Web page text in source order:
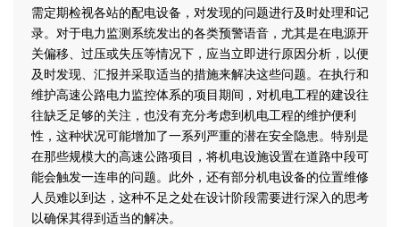
需定期检视各站的配电设备，对发现的问题进行及时处理和记
录。对于电力监测系统发出的各类预警语音，尤其是在电源开
关偏移、过压或失压等情况下，应当立即进行原因分析，以便
及时发现、汇报并采取适当的措施来解决这些问题。在执行和
维护高速公路电力监控体系的项目期间，对机电工程的建设往
往缺乏足够的关注，也没有充分考虑到机电工程的维护便利
性，这种状况可能增加了一系列严重的潜在安全隐患。特别是
在那些规模大的高速公路项目，将机电设施设置在道路中段可
能会触发一连串的问题。此外，还有部分机电设备的位置维修
人员难以到达，这种不足之处在设计阶段需要进行深入的思考
以确保其得到适当的解决。